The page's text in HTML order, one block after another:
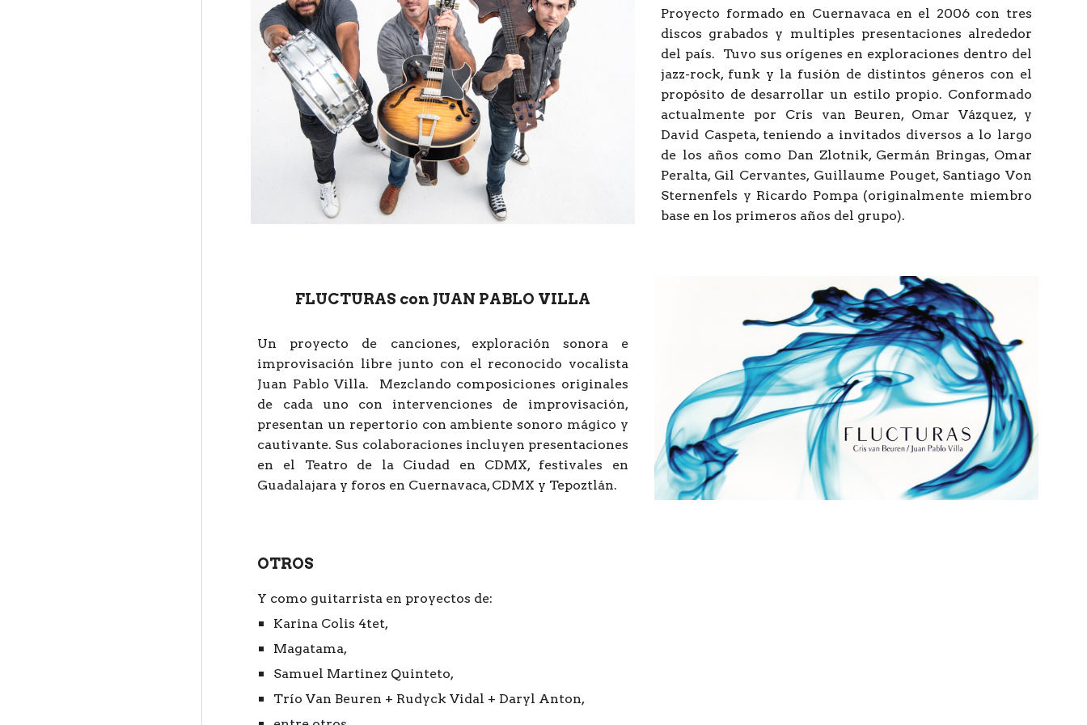
Proyecto formado en Cuernavaca en el 2006 con tres
discos grabados y multiples presentaciones alrededor
del país. Tuvo sus orígenes en exploraciones dentro del
jazz-rock, funk y la fusión de distintos géneros con el
propósito de desarrollar un estilo propio. Conformado
actualmente por Cris van Beuren, Omar Vázquez, y
David Caspeta, teniendo a invitados diversos a lo largo
de los años como Dan Zlotnik, Germán Bringas, Omar
Peralta, Gil Cervantes, Guillaume Pouget, Santiago Von
Sternenfels y Ricardo Pompa (originalmente miembro
base en los primeros años del grupo).
FLUCTURAS con JUAN PABLO VILLA
Un proyecto de canciones, exploración sonora e
improvisación libre junto con el reconocido vocalista
Juan Pablo Villa. Mezclando composiciones originales
de cada uno con intervenciones de improvisación,
presentan un repertorio con ambiente sonoro mágico y
cautivante. Sus colaboraciones incluyen presentaciones
en el Teatro de la Ciudad en CDMX, festivales en
Guadalajara y foros en Cuernavaca, CDMX y Tepoztlán.
OTROS
Y como guitarrista en proyectos de:
Karina Colis 4tet,
Magatama,
Samuel Martinez Quinteto,
Trío Van Beuren + Rudyck Vidal + Daryl Anton,